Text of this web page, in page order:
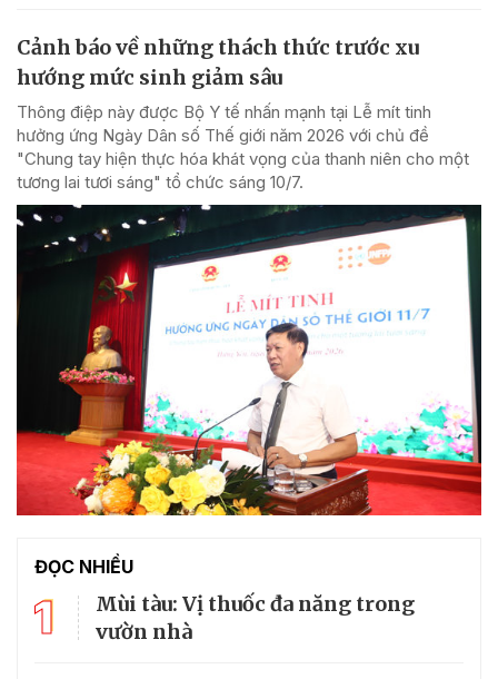
Cảnh báo về những thách thức trước xu
hướng mức sinh giảm sâu
Thông điệp này được Bộ Y tế nhấn mạnh tại Lễ mít tinh
hưởng ứng Ngày Dân số Thế giới năm 2026 với chủ đề
"Chung tay hiện thực hóa khát vọng của thanh niên cho một
tương lai tươi sáng" tổ chức sáng 10/7.
ĐỌC NHIỀU
1
Mùi tàu: Vị thuốc đa năng trong
vườn nhà